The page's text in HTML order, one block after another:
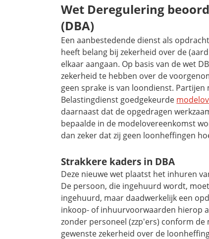
Wet Deregulering
(DBA)
Een aanbestedende dienst als
heeft belang bij zekerheid over de
elkaar aangaan. Op basis van de wet
zekerheid te hebben over de
geen sprake is van loondienst.
Belastingdienst goedgekeurde
daarnaast dat de opgedragen
bepaalde in de modelovereenkomst
dan zeker dat zij geen loonheffingen
Strakkere kaders in DBA
Deze nieuwe wet plaatst het inhuren
De persoon, die ingehuurd wordt,
ingehuurd, maar daadwerkelijk een
inkoop- of inhuurvoorwaarden hierop
zonder personeel (zzp'ers) conform
gewenste zekerheid over de